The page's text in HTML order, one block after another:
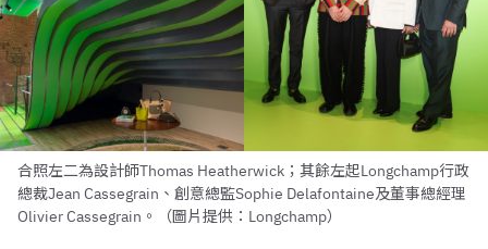
合照左二為設計師Thomas Heatherwick；其餘左起Longchamp行政
總裁Jean Cassegrain、創意總監Sophie Delafontaine及董事總經理
Olivier Cassegrain。（圖片提供：Longchamp）